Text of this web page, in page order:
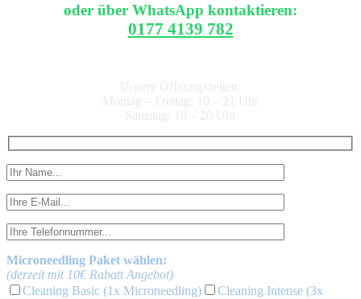
oder über WhatsApp kontaktieren:
0177 4139 782
Microneedling Paket wählen:
(derzeit mit 10€ Rabatt Angebot)
Cleaning Basic (1x Microneedling)
Cleaning Intense (3x